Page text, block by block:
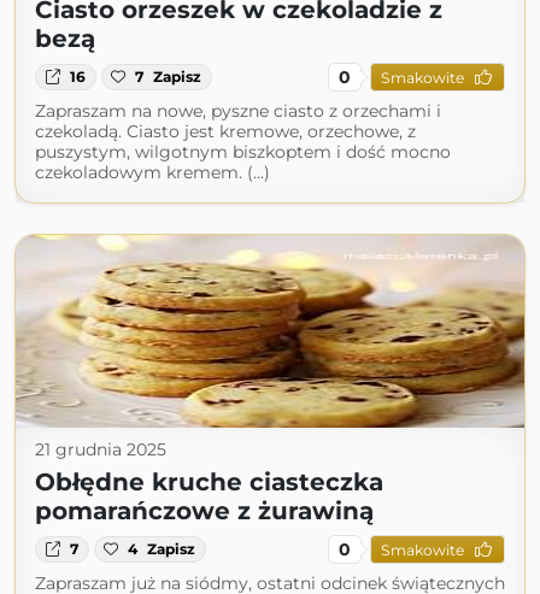
Ciasto orzeszek w czekoladzie z
bezą
16 7 Zapisz 0 Smakowite
Zapraszam na nowe, pyszne ciasto z orzechami i
czekoladą. Ciasto jest kremowe, orzechowe, z
puszystym, wilgotnym biszkoptem i dość mocno
czekoladowym kremem. (...)
21 grudnia 2025
Obłędne kruche ciasteczka
pomarańczowe z żurawiną
7 4 Zapisz 0 Smakowite
Zapraszam już na siódmy, ostatni odcinek świątecznych